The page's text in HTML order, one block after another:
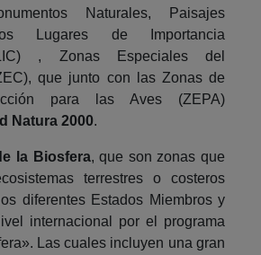
Naturales, Paisajes
Lugares de Importancia
, Zonas Especiales del
que junto con las Zonas de
para las Aves (ZEPA)
Natura 2000.
la Biosfera, que son zonas que
terrestres o costeros
diferentes Estados Miembros y
internacional por el programa
Las cuales incluyen una gran